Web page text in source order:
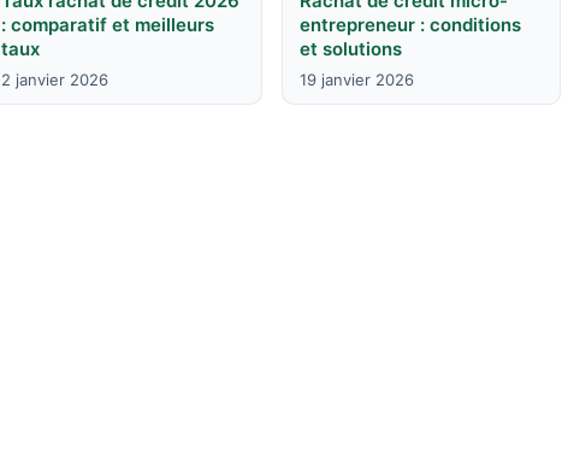
: comparatif et meilleurs
taux
2 janvier 2026
entrepreneur : conditions
et solutions
19 janvier 2026